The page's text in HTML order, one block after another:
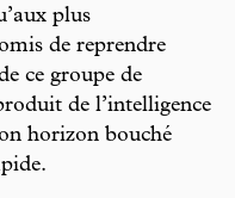
plus
de reprendre
ce groupe de
de l’intelligence
horizon bouché